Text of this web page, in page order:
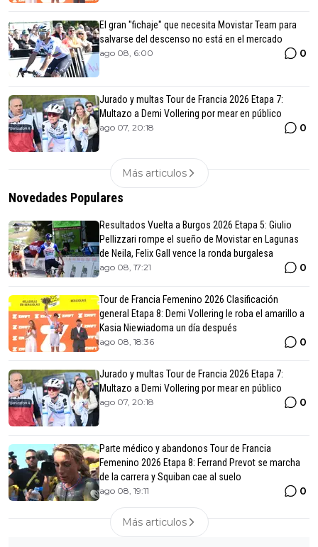
El gran "fichaje" que necesita Movistar Team para
salvarse del descenso no está en el mercado
ago 08, 6:00 0
Jurado y multas Tour de Francia 2026 Etapa 7:
Multazo a Demi Vollering por mear en público
ago 07, 20:18 0
Más articulos
Novedades Populares
Resultados Vuelta a Burgos 2026 Etapa 5: Giulio
Pellizzari rompe el sueño de Movistar en Lagunas
de Neila, Felix Gall vence la ronda burgalesa
ago 08, 17:21 0
Tour de Francia Femenino 2026 Clasificación
general Etapa 8: Demi Vollering le roba el amarillo a
Kasia Niewiadoma un día después
ago 08, 18:36 0
Jurado y multas Tour de Francia 2026 Etapa 7:
Multazo a Demi Vollering por mear en público
ago 07, 20:18 0
Parte médico y abandonos Tour de Francia
Femenino 2026 Etapa 8: Ferrand Prevot se marcha
de la carrera y Squiban cae al suelo
ago 08, 19:11 0
Más articulos